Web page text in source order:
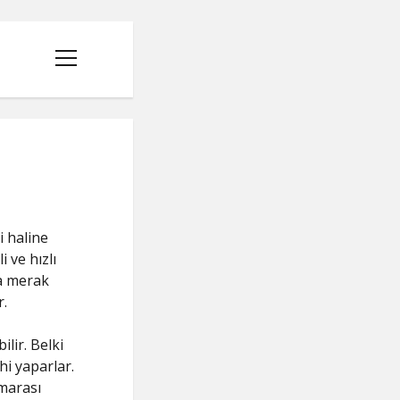
menüyü
aç
haline
hızlı
merak
Belki
yaparlar.